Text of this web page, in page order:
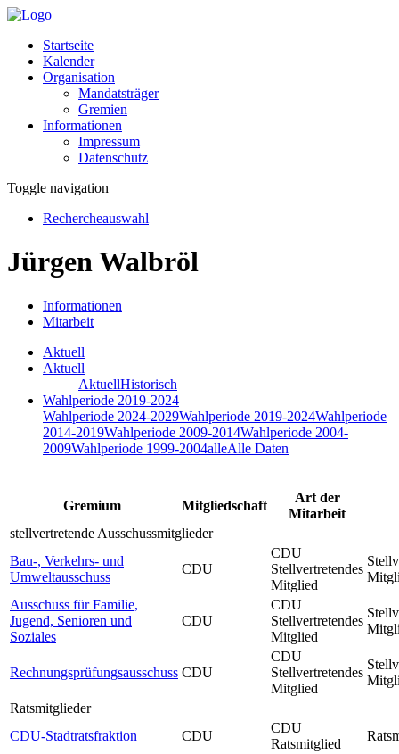
Startseite
Kalender
Organisation
Mandatsträger
Gremien
Informationen
Impressum
Datenschutz
Toggle navigation
Rechercheauswahl
Jürgen Walbröl
Informationen
Mitarbeit
Aktuell
Aktuell
AktuellHistorisch
Wahlperiode 2019-2024
Wahlperiode 2024-2029Wahlperiode 2019-2024Wahlperiode
2014-2019Wahlperiode 2009-2014Wahlperiode 2004-
2009Wahlperiode 1999-2004alleAlle Daten
Gremium Mitgliedschaft
Art der
Mitarbeit
stellvertretende Ausschussmitglieder
Bau-, Verkehrs- und
Umweltausschuss
CDU
CDU
Stellvertretendes
Mitglied
Ausschuss für Familie,
Jugend, Senioren und
Soziales
CDU
CDU
Stellvertretendes
Mitglied
Rechnungsprüfungsausschuss CDU
CDU
Stellvertretendes
Mitglied
Ratsmitglieder
CDU-Stadtratsfraktion
CDU
CDU
Ratsmitglied